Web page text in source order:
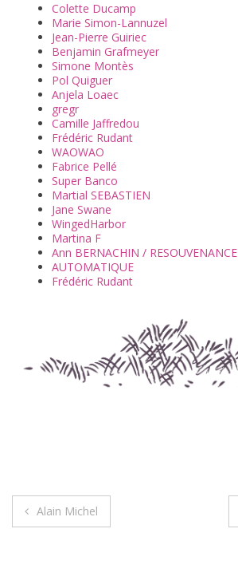
Colette Ducamp
Marie Simon-Lannuzel
Jean-Pierre Guiriec
Benjamin Grafmeyer
Simone Montès
Pol Quiguer
Anjela Loaec​
gregr
Camille Jaffredou
Frédéric Rudant
WAOWAO
Fabrice Pellé
Super Banco
Martial SEBASTIEN
Jane Swane
WingedHarbor
Martina F
Ann BERNACHIN / RESOUVENANCE
AUTOMATIQUE
Frédéric Rudant
Alain Michel